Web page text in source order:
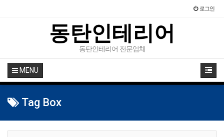
로그인
동탄인테리어
동탄인테리어 전문업체
MENU
Tag Box